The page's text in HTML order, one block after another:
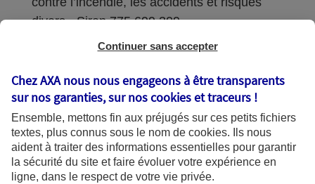
divers - Siren 775 699 309
Sièges sociaux : 313 Terrasses de l’Arche –
Coordonnées de l'Autorité de contrôle
prudentiel et de résolution (ACPR) : - 4
Place de Budapest - CS 92459 - 75436
Paris Cedex 09. Le détail des procédures de
recours et de réclamation et les
Continuer sans accepter
Chez AXA nous nous engageons à être transparents
sur nos garanties, sur noscookies et traceurs !
Ensemble, mettons fin aux préjugés sur ces petits fichiers
textes, plus connus sous le nom de cookies. Ils nous
aident à traiter des informations essentielles pour garantir
la sécurité du site et faire évoluer votre expérience en
ligne, dans le respect de votre vie privée.